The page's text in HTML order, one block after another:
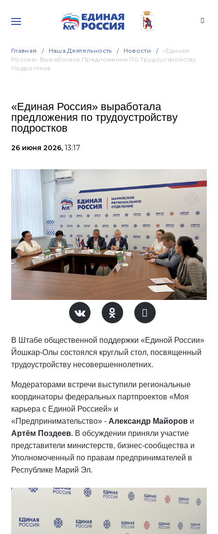
Главная Наша Деятельность Новости
«Единая
Россия» Выработала Предложения По Трудоустройству
Подростков
«Единая Россия» выработала
предложения по трудоустройству
подростков
26 июня 2026, 13:17
В Штабе общественной поддержки «Единой России»
Йошкар-Олы состоялся круглый стол, посвященный
трудоустройству несовершеннолетних.
Модераторами встречи выступили региональные
координаторы федеральных партпроектов «Моя
карьера с Единой Россией» и
«Предпринимательство» - Александр Майоров и
Артём Поздеев. В обсуждении приняли участие
представители министерств, бизнес-сообщества и
Уполномоченный по правам предпринимателей в
Республике Марий Эл.